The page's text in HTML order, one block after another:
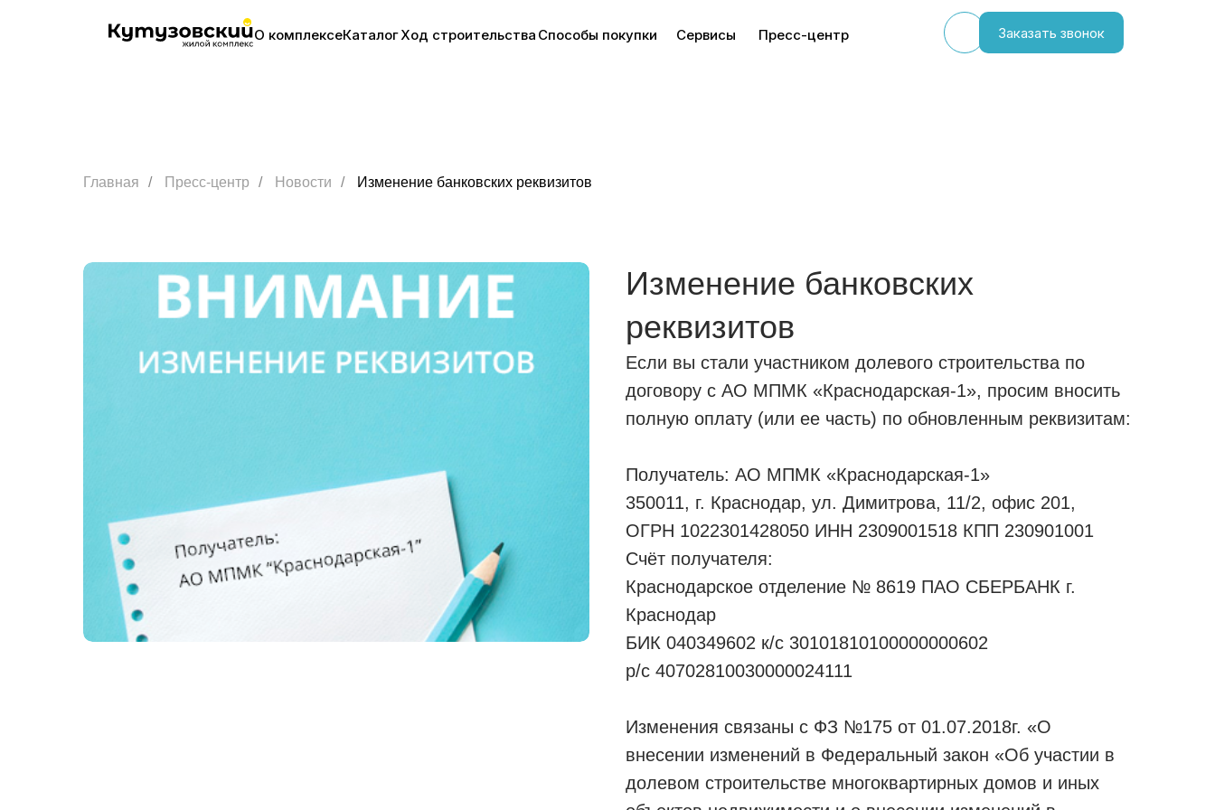
О комплексеКаталогХод строительства Способы покупки Сервисы Пресс-центр Заказать звонок
Главная / Пресс-центр / Новости / Изменение банковских реквизитов
Изменение банковских
реквизитов
Если вы стали участником долевого строительства по
договору с АО МПМК «Краснодарская-1», просим вносить
полную оплату (или ее часть) по обновленным реквизитам:
Получатель: АО МПМК «Краснодарская-1»
350011, г. Краснодар, ул. Димитрова, 11/2, офис 201,
ОГРН 1022301428050 ИНН 2309001518 КПП 230901001
Счёт получателя:
Краснодарское отделение № 8619 ПАО СБЕРБАНК г.
Краснодар
БИК 040349602 к/с 30101810100000000602
р/с 40702810030000024111
Изменения связаны с ФЗ №175 от 01.07.2018г. «О
внесении изменений в Федеральный закон «Об участии в
долевом строительстве многоквартирных домов и иных